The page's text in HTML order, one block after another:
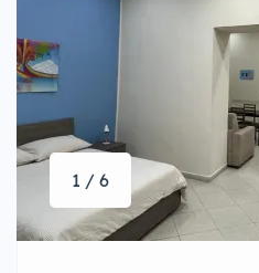
1 / 6